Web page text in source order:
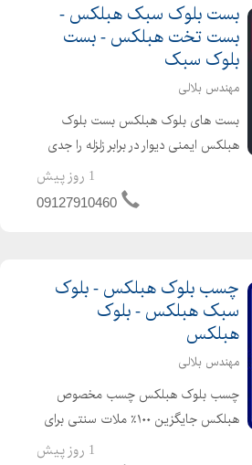
بست بلوک سبک هبلکس -
بست تخت هبلکس - بست
بلوک سبک
مهندس بلالی
بست های بلوک هبلکس بست بلوک
هبلکس ایمنی دیوار در برابر زلزله را جدی
بگیرید! حتما میدانید که دیوارهای آجری
و سیمانی، در زلزله خطرناکترین قسمت
1 روز پیش
09127910460
چسب بلوک هبلکس - بلوک
سبک هبلکس - بلوک
هبلکس
مهندس بلالی
چسب بلوک هبلکس چسب مخصوص
هبلکس جایگزین ۱۰۰٪ ملات سنتی برای
دیوارچینی بلوک هبلکس، هرگز از ملات
1 روز پیش